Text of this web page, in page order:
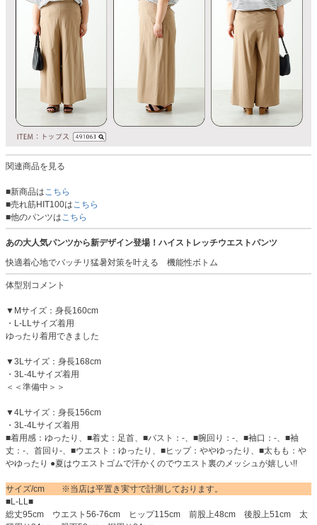
関連商品を見る
■新商品はこちら
■売れ筋HIT100はこちら
■他のパンツはこちら
あの大人気パンツから新デザイン登場！ハイストレッチウエストパンツ
快適着心地でバッチリ猛暑対策を叶える 機能性ボトム
体型別コメント
▼Mサイズ：身長160cm
・L-LLサイズ着用
ゆったり着用できました
▼3Lサイズ：身長168cm
・3L-4Lサイズ着用
＜＜準備中＞＞
▼4Lサイズ：身長156cm
・3L-4Lサイズ着用
■着用感：ゆったり、■着丈：足首、■バスト：-、■腕回り：-、■袖口：-、■袖
丈：-、首回り-、■ウエスト：ゆったり、■ヒップ：ややゆったり、■太もも：や
やゆったり ●夏はウエストゴムで汗かくのでウエスト裏のメッシュが嬉しい!!
サイズ/cm ※当店は平置き実寸で計測しております。
■L-LL■
総丈95cm ウエスト56-76cm ヒップ115cm 前股上48cm 後股上51cm 太